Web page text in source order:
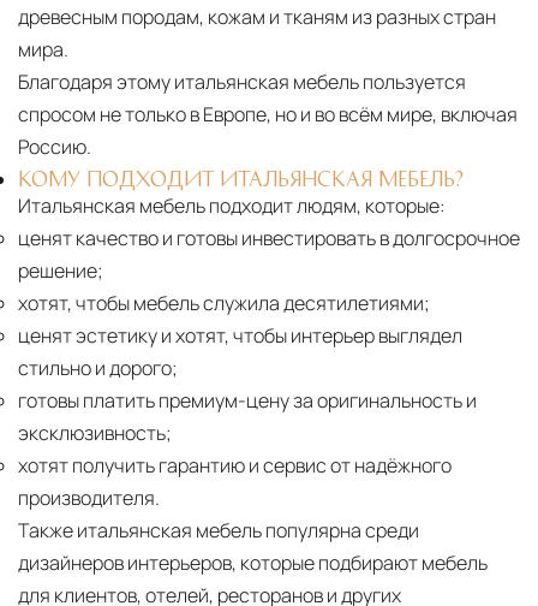
древесным породам, кожам и тканям из разных стран
мира.
Благодаря этому итальянская мебель пользуется
спросом не только в Европе, но и во всём мире, включая
Россию.
КОМУ ПОДХОДИТ ИТАЛЬЯНСКАЯ МЕБЕЛЬ?
Итальянская мебель подходит людям, которые:
ценят качество и готовы инвестировать в долгосрочное
решение;
хотят, чтобы мебель служила десятилетиями;
ценят эстетику и хотят, чтобы интерьер выглядел
стильно и дорого;
готовы платить премиум-цену за оригинальность и
эксклюзивность;
хотят получить гарантию и сервис от надёжного
производителя.
Также итальянская мебель популярна среди
дизайнеров интерьеров, которые подбирают мебель
для клиентов, отелей, ресторанов и других